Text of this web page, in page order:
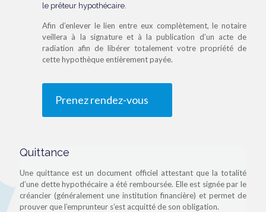
le prêteur hypothécaire.
Afin d’enlever le lien entre eux complètement, le notaire
veillera à la signature et à la publication d’un acte de
radiation afin de libérer totalement votre propriété de
cette hypothèque entièrement payée.
Prenez rendez-vous
Quittance
Une quittance est un document officiel attestant que la totalité
d’une dette hypothécaire a été remboursée. Elle est signée par le
créancier (généralement une institution financière) et permet de
prouver que l’emprunteur s’est acquitté de son obligation.